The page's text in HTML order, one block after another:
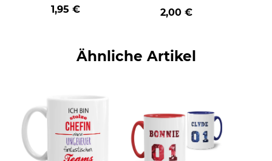
1,95 € 2,00 €
Ähnliche Artikel